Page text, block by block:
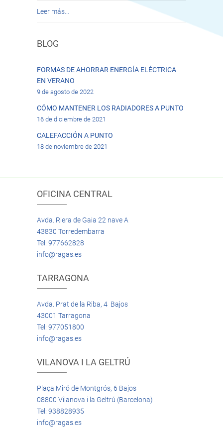
Leer más…
BLOG
FORMAS DE AHORRAR ENERGÍA ELÉCTRICA
EN VERANO
9 de agosto de 2022
CÓMO MANTENER LOS RADIADORES A PUNTO
16 de diciembre de 2021
CALEFACCIÓN A PUNTO
18 de noviembre de 2021
OFICINA CENTRAL
Avda. Riera de Gaia 22 nave A
43830 Torredembarra
Tel: 977662828
info@ragas.es
TARRAGONA
Avda. Prat de la Riba, 4 Bajos
43001 Tarragona
Tel: 977051800
info@ragas.es
VILANOVA I LA GELTRÚ
Plaça Miró de Montgrós, 6 Bajos
08800 Vilanova i la Geltrú (Barcelona)
Tel: 938828935
info@ragas.es